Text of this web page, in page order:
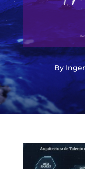
By